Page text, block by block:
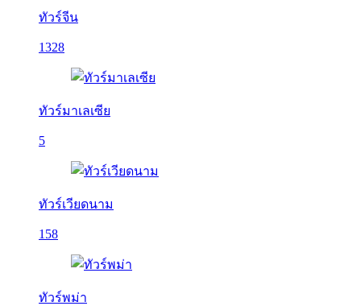
ทัวร์จีน
1328
ทัวร์มาเลเซีย
5
ทัวร์เวียดนาม
158
ทัวร์พม่า